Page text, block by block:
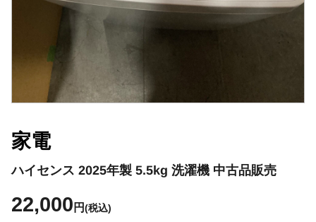
家電
ハイセンス 2025年製 5.5kg 洗濯機 中古品販売
22,000 円(税込)